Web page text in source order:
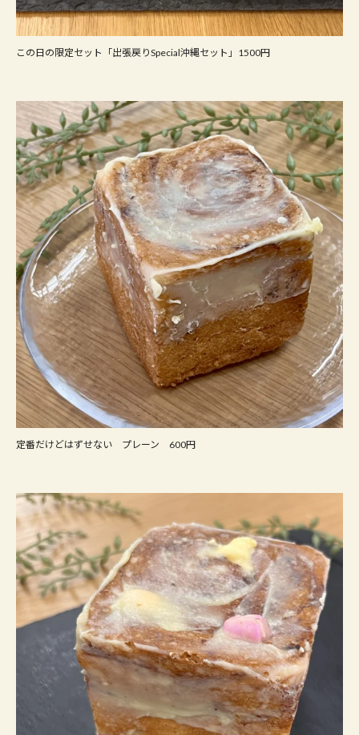
この日の限定セット「出張戻りSpecial沖縄セット」1500円
定番だけどはずせない プレーン 600円